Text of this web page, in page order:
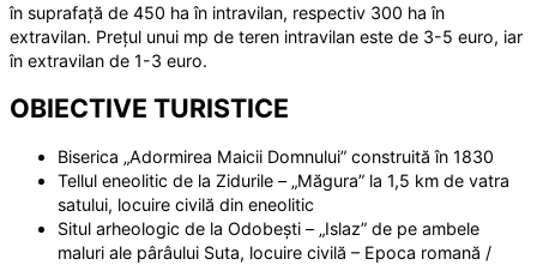
în suprafață de 450 ha în intravilan, respectiv 300 ha în
extravilan. Prețul unui mp de teren intravilan este de 3-5 euro, iar
în extravilan de 1-3 euro.
OBIECTIVE TURISTICE
Biserica „Adormirea Maicii Domnului” construită în 1830
Tellul eneolitic de la Zidurile – „Măgura” la 1,5 km de vatra
satului, locuire civilă din eneolitic
Situl arheologic de la Odobești – „Islaz” de pe ambele
maluri ale pârâului Suta, locuire civilă – Epoca romană /